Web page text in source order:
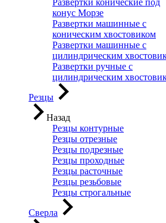
Развертки конические под
конус Морзе
Развертки машинные с
коническим хвостовиком
Развертки машинные с
цилиндрическим
Развертки ручные с
цилиндрическим
Резцы
Назад
Резцы контурные
Резцы отрезные
Резцы подрезные
Резцы проходные
Резцы расточные
Резцы резьбовые
Резцы строгальные
Сверла